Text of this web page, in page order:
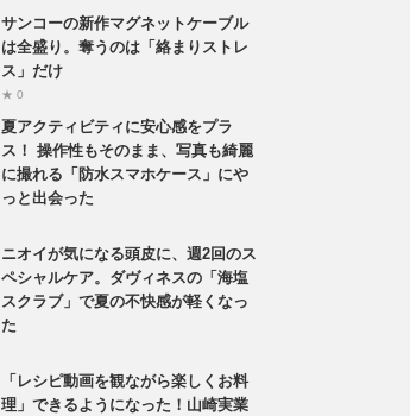
サンコーの新作マグネットケーブル
は全盛り。奪うのは「絡まりストレ
ス」だけ
★ 0
夏アクティビティに安心感をプラ
ス！ 操作性もそのまま、写真も綺麗
に撮れる「防水スマホケース」にや
っと出会った
ニオイが気になる頭皮に、週2回のス
ペシャルケア。ダヴィネスの「海塩
スクラブ」で夏の不快感が軽くなっ
た
「レシピ動画を観ながら楽しくお料
理」できるようになった！山崎実業